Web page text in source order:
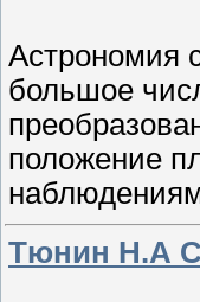
Астрономия
большое
положение
Тюнин Н.А